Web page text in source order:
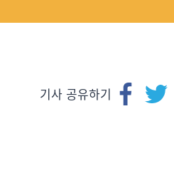
기사 공유하기